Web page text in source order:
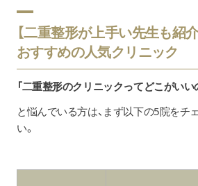
【二重整形が上手い先生も紹
おすすめの人気クリニック
「二重整形のクリニックってどこがいい
と悩んでいる方は、まず以下の5院をチ
い。